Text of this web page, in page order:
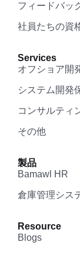
フィードバッ
社員たちの資
Services
オフショア開
システム開発
コンサルティ
その他
製品
Bamawl HR
倉庫管理シス
Resource
Blogs